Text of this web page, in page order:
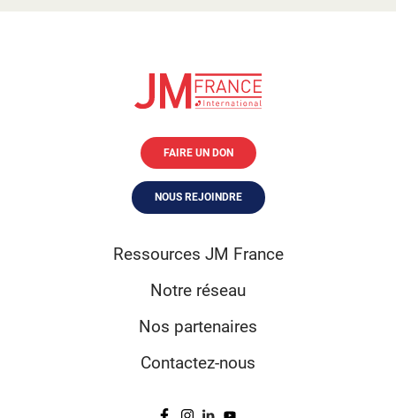
FAIRE UN DON
NOUS REJOINDRE
Ressources JM France
Notre réseau
Nos partenaires
Contactez-nous